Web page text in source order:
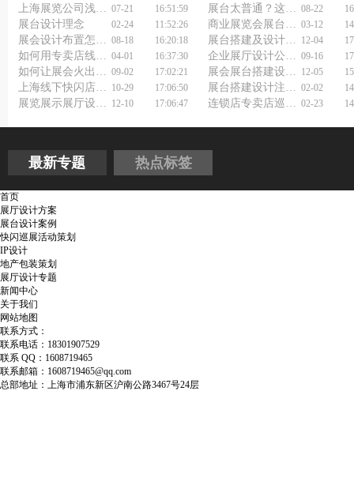
上海展览公司浅谈展馆展览设计制作 07-21 16:51:59 展台太普通？这家企业展馆展示设计公司用黑科技让你脱颖而出！ 08-22
展台设计理念 02-24 11:52:26 商业展览会展台设计搭建方案怎样做到既实用又美观？ 03-12
展会设计布置怎么做好？ 08-18 16:20:18 展台搭建及设计，如何让客户驻足停留更久？ 12-04
如何用专卖店线下快闪活动策划点燃购物热潮？ 04-01 16:37:30 企业展厅设计公司怎么做好企业展示墙设计？ 09-16
如何让展会火出圈？上海展览展会设计搭建公司来支招！ 09-02 17:02:21 展会展台搭建设计：为什么好的设计能带来10倍客户关注？ 12-05
上海线下快闪店活动策划让你的生活更精彩 10-29 17:06:50 展台搭建设计注意事项 02-02
展览展示展厅设计装修要点 12-10 17:06:47 连锁店专卖店巡展活动策划，你想知道的都在这里！ 02-23
最新专题 热点标签
首页
展厅设计方案
展台设计案例
快闪巡展活动策划
IP设计
地产包装策划
展厅设计专题
新闻中心
关于我们
网站地图
联系方式：
联系电话：18301907529
联系 QQ：1608719465
联系邮箱：1608719465@qq.com
总部地址：上海市浦东新区沪南公路3467号24层